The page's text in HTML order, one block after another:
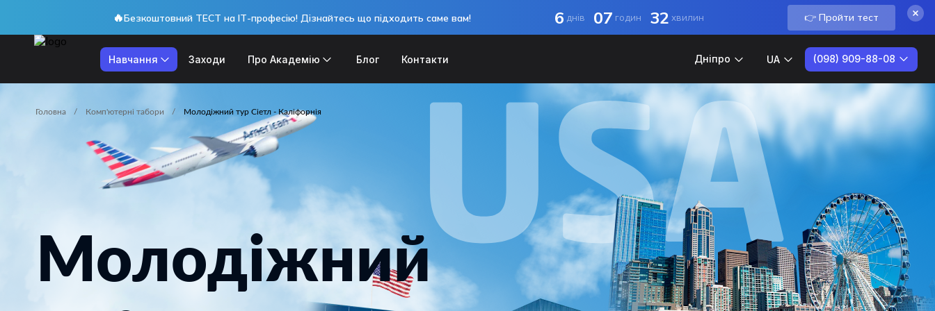
🔥Безкоштовний ТЕСТ на ІТ-професію! Дізнайтесь що підходить саме вам! 6 днів 07 годин 32 хвилин 👉 Пройти тест
Навчання Заходи Про Академію Блог Контакти Дніпро UA (098) 909-88-08
Головна Комп'ютерні табори Молодіжний тур Сіетл - Каліфорнія
МолодіжнийUSA